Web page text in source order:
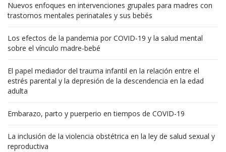
Nuevos enfoques en intervenciones grupales para madres con
trastornos mentales perinatales y sus bebés
Los efectos de la pandemia por COVID-19 y la salud mental
sobre el vínculo madre-bebé
El papel mediador del trauma infantil en la relación entre el
estrés parental y la depresión de la descendencia en la edad
adulta
Embarazo, parto y puerperio en tiempos de COVID-19
La inclusión de la violencia obstétrica en la ley de salud sexual y
reproductiva